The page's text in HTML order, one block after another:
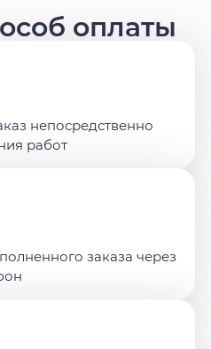
оплаты
непосредственно
работ
заказа через